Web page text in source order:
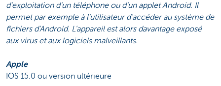
d'exploitation d'un téléphone ou d'un applet Android. Il
permet par exemple à l'utilisateur d'accéder au système de
fichiers d'Android. L'appareil est alors davantage exposé
aux virus et aux logiciels malveillants.
Apple
IOS 15.0 ou version ultérieure